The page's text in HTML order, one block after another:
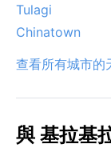
Tulagi
Chinatown
查看所有城市的
與 基拉基